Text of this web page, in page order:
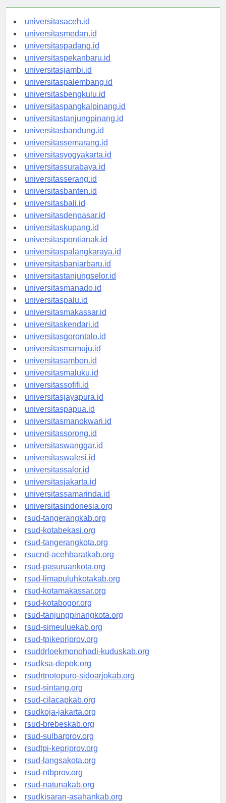
universitasaceh.id
universitasmedan.id
universitaspadang.id
universitaspekanbaru.id
universitasjambi.id
universitaspalembang.id
universitasbengkulu.id
universitaspangkalpinang.id
universitastanjungpinang.id
universitasbandung.id
universitassemarang.id
universitasyogyakarta.id
universitassurabaya.id
universitasserang.id
universitasbanten.id
universitasbali.id
universitasdenpasar.id
universitaskupang.id
universitaspontianak.id
universitaspalangkaraya.id
universitasbanjarbaru.id
universitastanjungselor.id
universitasmanado.id
universitaspalu.id
universitasmakassar.id
universitaskendari.id
universitasgorontalo.id
universitasmamuju.id
universitasambon.id
universitasmaluku.id
universitassofifi.id
universitasjayapura.id
universitaspapua.id
universitasmanokwari.id
universitassorong.id
universitaswanggar.id
universitaswalesi.id
universitassalor.id
universitasjakarta.id
universitassamarinda.id
universitasindonesia.org
rsud-tangerangkab.org
rsud-kotabekasi.org
rsud-tangerangkota.org
rsucnd-acehbaratkab.org
rsud-pasuruankota.org
rsud-limapuluhkotakab.org
rsud-kotamakassar.org
rsud-kotabogor.org
rsud-tanjungpinangkota.org
rsud-simeuluekab.org
rsud-tpikepriprov.org
rsuddrloekmonohadi-kuduskab.org
rsudksa-depok.org
rsudrtnotopuro-sidoarjokab.org
rsud-sintang.org
rsud-cilacapkab.org
rsudkoja-jakarta.org
rsud-brebeskab.org
rsud-sulbarprov.org
rsudtpi-kepriprov.org
rsud-langsakota.org
rsud-ntbprov.org
rsud-natunakab.org
rsudkisaran-asahankab.org